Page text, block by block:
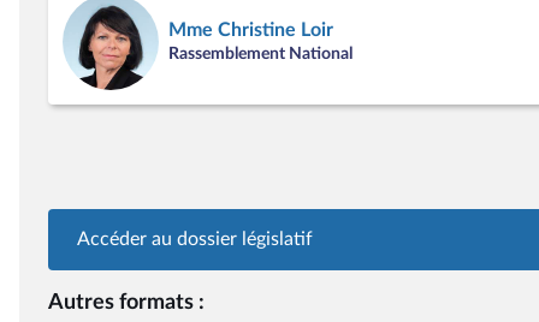
Mme Christine Loir
Rassemblement National
Accéder au dossier législatif
Autres formats :